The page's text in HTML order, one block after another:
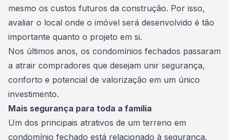
mesmo os custos futuros da construção. Por isso,
avaliar o local onde o imóvel será desenvolvido é tão
importante quanto o projeto em si.
Nos últimos anos, os condomínios fechados passaram
a atrair compradores que desejam unir segurança,
conforto e potencial de valorização em um único
investimento.
Mais segurança para toda a família
Um dos principais atrativos de um terreno em
condomínio fechado está relacionado à segurança.